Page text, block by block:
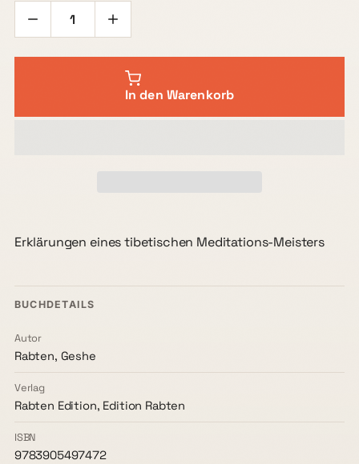
In den Warenkorb
Erklärungen eines tibetischen Meditations-Meisters
BUCHDETAILS
Autor
Rabten, Geshe
Verlag
Rabten Edition, Edition Rabten
ISBN
9783905497472